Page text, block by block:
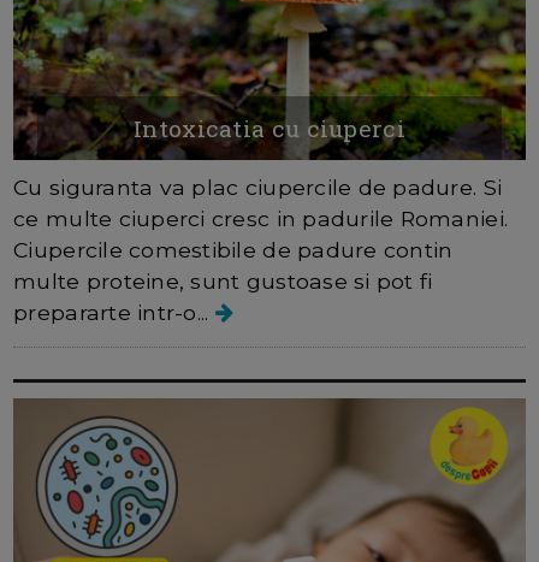
Intoxicatia cu ciuperci
Cu siguranta va plac ciupercile de padure. Si
ce multe ciuperci cresc in padurile Romaniei.
Ciupercile comestibile de padure contin
multe proteine, sunt gustoase si pot fi
prepararte intr-o...